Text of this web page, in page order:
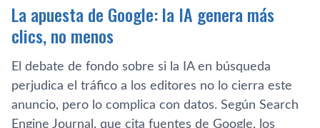
La apuesta de Google: la IA genera más
clics, no menos
El debate de fondo sobre si la IA en búsqueda
perjudica el tráfico a los editores no lo cierra este
anuncio, pero lo complica con datos. Según Search
Engine Journal, que cita fuentes de Google, los